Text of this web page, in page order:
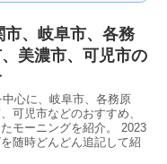
、岐阜市、各務
美濃市、可児市の
心に、岐阜市、各務原
可児市などのおすすめ、
モーニングを紹介。 2023
随時どんどん追記して紹